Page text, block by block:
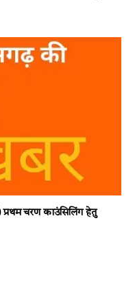
चरण काउंसिलिंग हेतु